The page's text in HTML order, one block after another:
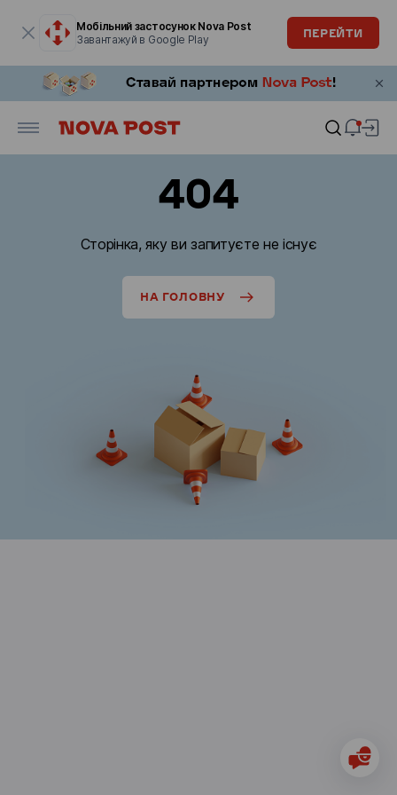
Мобільний застосунок Nova Post
Завантажуй в Google Play
ПЕРЕЙТИ
404
Сторінка, яку ви запитуєте не існує
НА ГОЛОВНУ